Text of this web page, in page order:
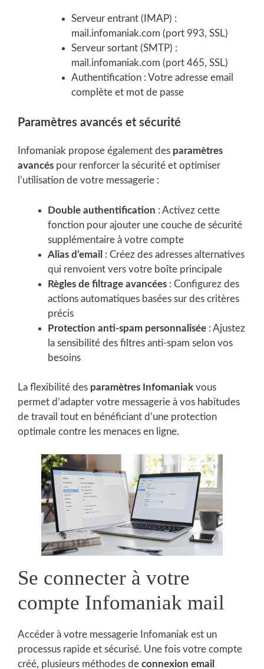
Serveur entrant (IMAP) :
mail.infomaniak.com (port 993, SSL)
Serveur sortant (SMTP) :
mail.infomaniak.com (port 465, SSL)
Authentification : Votre adresse email
complète et mot de passe
Paramètres avancés et sécurité
Infomaniak propose également des paramètres
avancés pour renforcer la sécurité et optimiser
l’utilisation de votre messagerie :
Double authentification : Activez cette
fonction pour ajouter une couche de sécurité
supplémentaire à votre compte
Alias d’email : Créez des adresses alternatives
qui renvoient vers votre boîte principale
Règles de filtrage avancées : Configurez des
actions automatiques basées sur des critères
précis
Protection anti-spam personnalisée : Ajustez
la sensibilité des filtres anti-spam selon vos
besoins
La flexibilité des paramètres Infomaniak vous
permet d’adapter votre messagerie à vos habitudes
de travail tout en bénéficiant d’une protection
optimale contre les menaces en ligne.
Se connecter à votre
compte Infomaniak mail
Accéder à votre messagerie Infomaniak est un
processus rapide et sécurisé. Une fois votre compte
créé, plusieurs méthodes de connexion email